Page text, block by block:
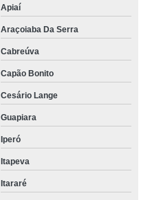
Apiaí
Araçoiaba Da Serra
Cabreúva
Capão Bonito
Cesário Lange
Guapiara
Iperó
Itapeva
Itararé